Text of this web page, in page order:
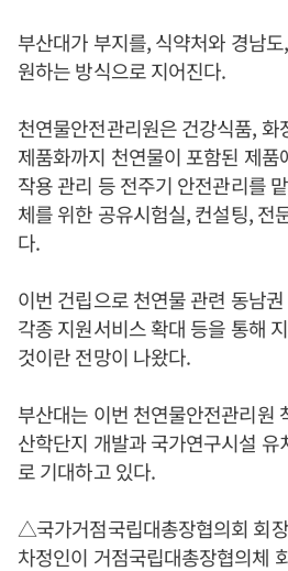
부산대가 부지를, 식약처와 경남
원하는 방식으로 지어진다.
천연물안전관리원은 건강식품, 화
제품화까지 천연물이 포함된 제
작용 관리 등 전주기 안전관리를
체를 위한 공유시험실, 컨설팅, 전
다.
이번 건립으로 천연물 관련 동남
각종 지원서비스 확대 등을 통해
것이란 전망이 나왔다.
부산대는 이번 천연물안전관리원
산학단지 개발과 국가연구시설
로 기대하고 있다.
△국가거점국립대총장협의회 회
차정인이 거점국립대총장협의체